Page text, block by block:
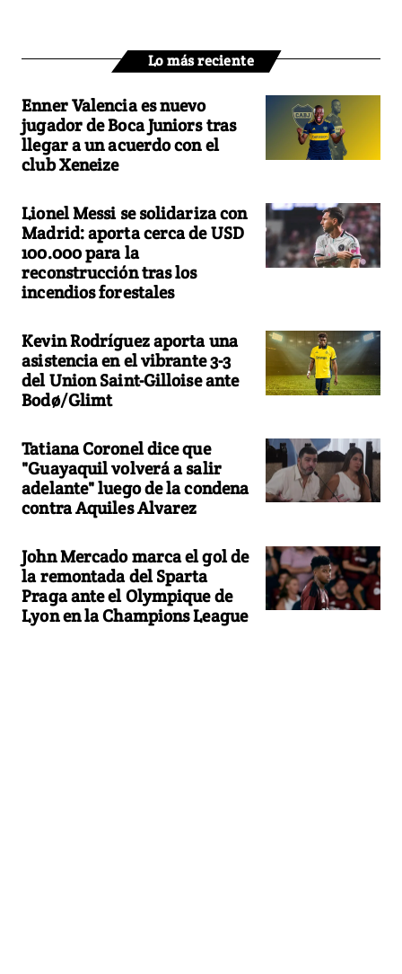
Lo más reciente
Enner Valencia es nuevo
jugador de Boca Juniors tras
llegar a un acuerdo con el
club Xeneize
Lionel Messi se solidariza con
Madrid: aporta cerca de USD
100.000 para la
reconstrucción tras los
incendios forestales
Kevin Rodríguez aporta una
asistencia en el vibrante 3-3
del Union Saint-Gilloise ante
Bodø/Glimt
Tatiana Coronel dice que
"Guayaquil volverá a salir
adelante" luego de la condena
contra Aquiles Alvarez
John Mercado marca el gol de
la remontada del Sparta
Praga ante el Olympique de
Lyon en la Champions League